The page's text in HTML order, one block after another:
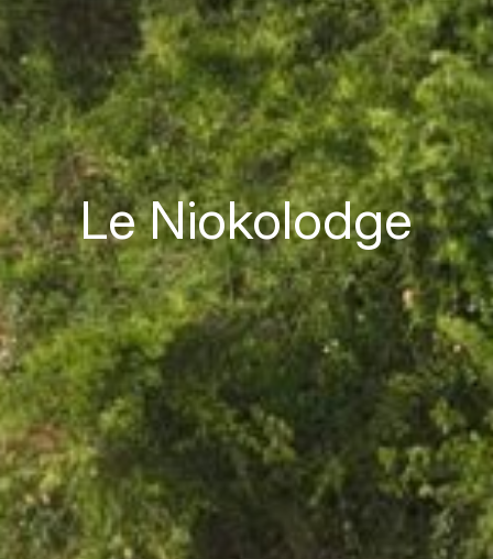
Le Niokolodge